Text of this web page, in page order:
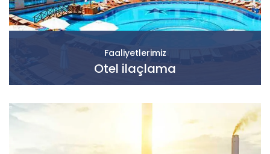
Faaliyetlerimiz
Otel ilaçlama